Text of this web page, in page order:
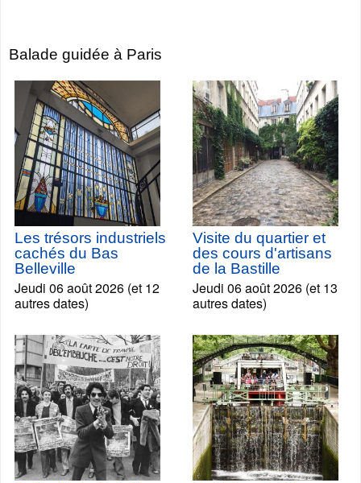
Balade guidée à Paris
Les trésors industriels
cachés du Bas
Belleville
Jeudi 06 août 2026 (et 12
autres dates)
Visite du quartier et
des cours d'artisans
de la Bastille
Jeudi 06 août 2026 (et 13
autres dates)